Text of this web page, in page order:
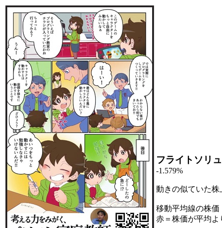
フライトソリ
-1.579%
動きの似ていた
移動平均線の株価
赤＝株価が平均